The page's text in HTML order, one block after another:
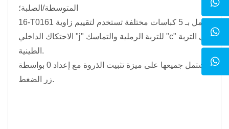
المتوسطة/الصلبة؛
16-T0161 كامل بـ 5 كباسات مختلفة تستخدم لتقييم زاوية
الاحتكاك الداخلي "j" للتربة الرملية والتماسك "c" في التربة
الطينية.
تشتمل جميعها على ميزة تثبيت الذروة مع إعداد 0 بواسطة
زر الضغط.